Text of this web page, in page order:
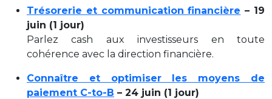
Trésorerie et communication financière – 19
juin (1 jour)
Parlez cash aux investisseurs en toute
cohérence avec la direction financière.
Connaître et optimiser les moyens de
paiement C-to-B – 24 juin (1 jour)